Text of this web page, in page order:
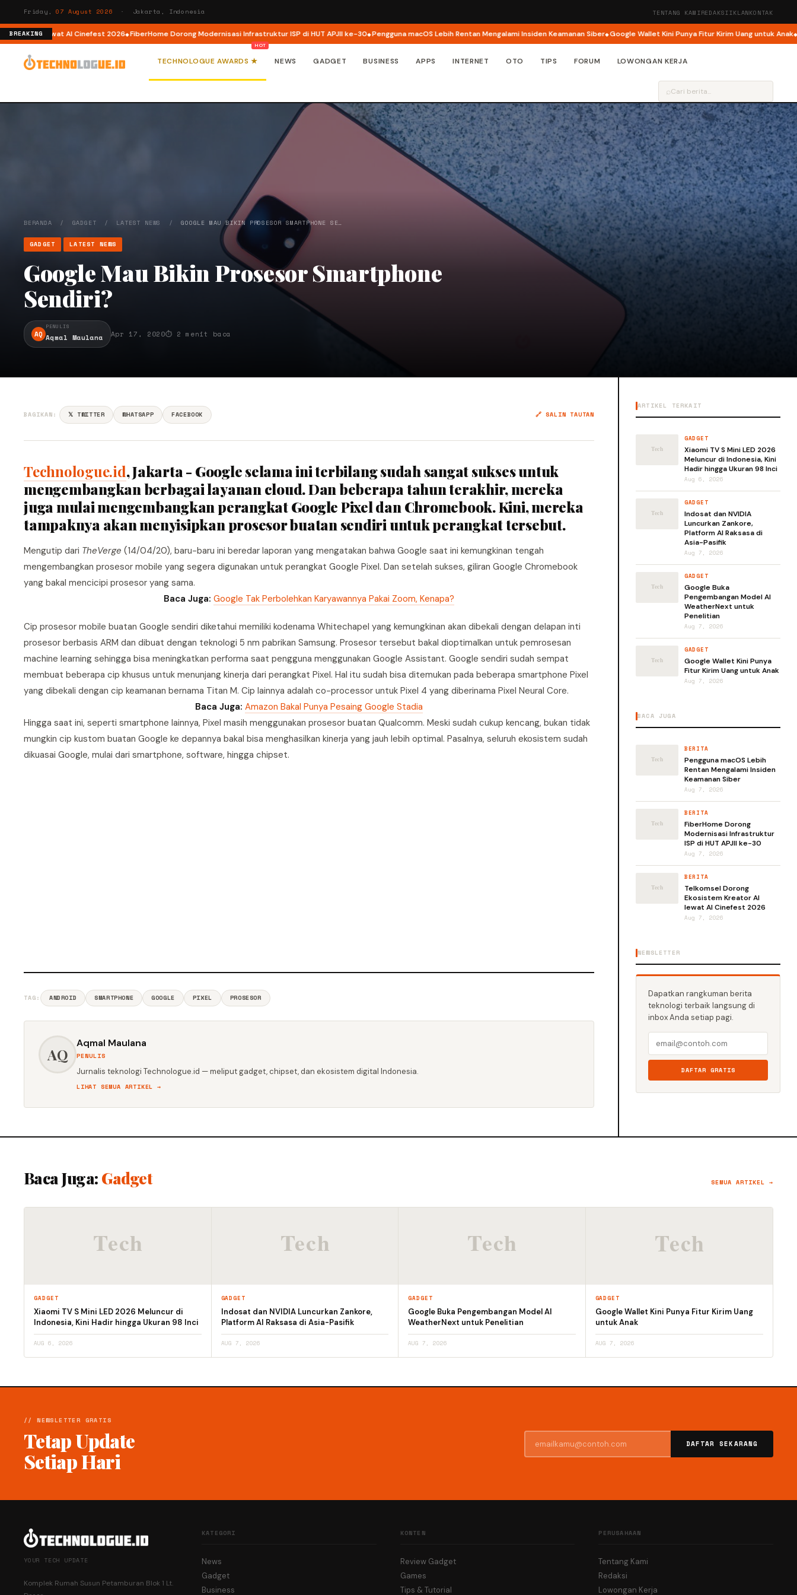
Friday,07 August 2026 · Jakarta, Indonesia TENTANG KAMIREDAKSIIKLANKONTAK
BREAKING
AI lewat AI Cinefest 2026 FiberHome Dorong Modernisasi Infrastruktur ISP di HUT APJII ke-30 Pengguna macOS Lebih Rentan Mengalami Insiden Keamanan Siber Google Wallet Kini Punya Fitur Kirim Uang untuk Anak
TECHNOLOGUE AWARDS ★ NEWS GADGET BUSINESS APPS INTERNET OTO TIPS FORUM LOWONGAN KERJA
⌕
BERANDA / GADGET / LATEST NEWS /GOOGLE MAU BIKIN PROSESOR SMARTPHONE SE…
GADGET LATEST NEWS
Google Mau Bikin Prosesor Smartphone
Sendiri?
AQ
PENULIS
Aqmal Maulana Apr 17, 2020⏱ 2 menit baca
BAGIKAN: 𝕏 TWITTER WHATSAPP FACEBOOK 🔗 SALIN TAUTAN
Technologue.id, Jakarta - Google selama ini terbilang sudah sangat sukses untuk
mengembangkan berbagai layanan cloud. Dan beberapa tahun terakhir, mereka
juga mulai mengembangkan perangkat Google Pixel dan Chromebook. Kini, mereka
tampaknya akan menyisipkan prosesor buatan sendiri untuk perangkat tersebut.
Mengutip dari TheVerge (14/04/20), baru-baru ini beredar laporan yang mengatakan bahwa Google saat ini kemungkinan tengah
mengembangkan prosesor mobile yang segera digunakan untuk perangkat Google Pixel. Dan setelah sukses, giliran Google Chromebook
yang bakal mencicipi prosesor yang sama.
Baca Juga: Google Tak Perbolehkan Karyawannya Pakai Zoom, Kenapa?
Cip prosesor mobile buatan Google sendiri diketahui memiliki kodenama Whitechapel yang kemungkinan akan dibekali dengan delapan inti
prosesor berbasis ARM dan dibuat dengan teknologi 5 nm pabrikan Samsung. Prosesor tersebut bakal dioptimalkan untuk pemrosesan
machine learning sehingga bisa meningkatkan performa saat pengguna menggunakan Google Assistant. Google sendiri sudah sempat
membuat beberapa cip khusus untuk menunjang kinerja dari perangkat Pixel. Hal itu sudah bisa ditemukan pada beberapa smartphone Pixel
yang dibekali dengan cip keamanan bernama Titan M. Cip lainnya adalah co-processor untuk Pixel 4 yang diberinama Pixel Neural Core.
Baca Juga: Amazon Bakal Punya Pesaing Google Stadia
Hingga saat ini, seperti smartphone lainnya, Pixel masih menggunakan prosesor buatan Qualcomm. Meski sudah cukup kencang, bukan tidak
mungkin cip kustom buatan Google ke depannya bakal bisa menghasilkan kinerja yang jauh lebih optimal. Pasalnya, seluruh ekosistem sudah
dikuasai Google, mulai dari smartphone, software, hingga chipset.
TAG: ANDROID SMARTPHONE GOOGLE PIXEL PROSESOR
AQ
Aqmal Maulana
PENULIS
Jurnalis teknologi Technologue.id — meliput gadget, chipset, dan ekosistem digital Indonesia.
LIHAT SEMUA ARTIKEL →
ARTIKEL TERKAIT
GADGET
Xiaomi TV S Mini LED 2026
Meluncur di Indonesia, Kini
Hadir hingga Ukuran 98 Inci
Aug 6, 2026
GADGET
Indosat dan NVIDIA
Luncurkan Zankore,
Platform AI Raksasa di
Asia-Pasifik
Aug 7, 2026
GADGET
Google Buka
Pengembangan Model AI
WeatherNext untuk
Penelitian
Aug 7, 2026
GADGET
Google Wallet Kini Punya
Fitur Kirim Uang untuk Anak
Aug 7, 2026
BACA JUGA
BERITA
Pengguna macOS Lebih
Rentan Mengalami Insiden
Keamanan Siber
Aug 7, 2026
BERITA
FiberHome Dorong
Modernisasi Infrastruktur
ISP di HUT APJII ke-30
Aug 7, 2026
BERITA
Telkomsel Dorong
Ekosistem Kreator AI
lewat AI Cinefest 2026
Aug 7, 2026
NEWSLETTER
Dapatkan rangkuman berita
teknologi terbaik langsung di
inbox Anda setiap pagi.
DAFTAR GRATIS
Baca Juga: Gadget SEMUA ARTIKEL →
GADGET
Xiaomi TV S Mini LED 2026 Meluncur di
Indonesia, Kini Hadir hingga Ukuran 98 Inci
AUG 6, 2026
GADGET
Indosat dan NVIDIA Luncurkan Zankore,
Platform AI Raksasa di Asia-Pasifik
AUG 7, 2026
GADGET
Google Buka Pengembangan Model AI
WeatherNext untuk Penelitian
AUG 7, 2026
GADGET
Google Wallet Kini Punya Fitur Kirim Uang
untuk Anak
AUG 7, 2026
// NEWSLETTER GRATIS
Tetap Update
Setiap Hari
DAFTAR SEKARANG
YOUR TECH UPDATE
Komplek Rumah Susun Petamburan Blok 1 Lt.
KATEGORI
News
Gadget
Business
KONTEN
Review Gadget
Games
Tips & Tutorial
PERUSAHAAN
Tentang Kami
Redaksi
Lowongan Kerja